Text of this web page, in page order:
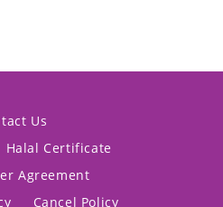
Us
Halal Certificate
Agreement
Cancel Policy